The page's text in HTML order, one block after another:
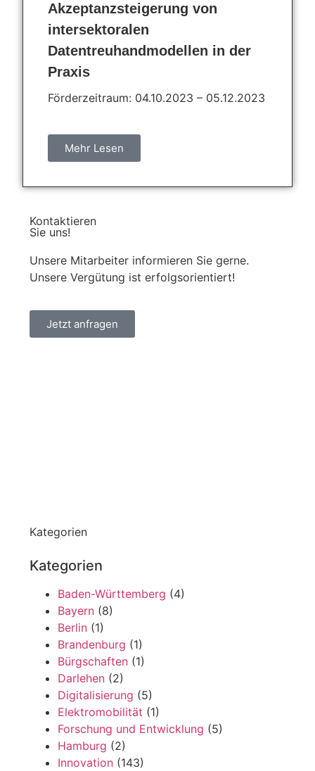
Akzeptanzsteigerung von
intersektoralen
Datentreuhandmodellen in der
Praxis
Förderzeitraum: 04.10.2023 – 05.12.2023
Mehr Lesen
Kontaktieren
Sie uns!
Unsere Mitarbeiter informieren Sie gerne.
Unsere Vergütung ist erfolgsorientiert!
Jetzt anfragen
Kategorien
Kategorien
Baden-Württemberg (4)
Bayern (8)
Berlin (1)
Brandenburg (1)
Bürgschaften (1)
Darlehen (2)
Digitalisierung (5)
Elektromobilität (1)
Forschung und Entwicklung (5)
Hamburg (2)
Innovation (143)